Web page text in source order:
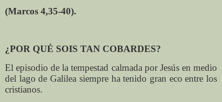
(Marcos 4,35-40).
¿POR QUÉ SOIS TAN COBARDES?
El episodio de la tempestad calmada por Jesús en medio
del lago de Galilea siempre ha tenido gran eco entre los
cristianos.